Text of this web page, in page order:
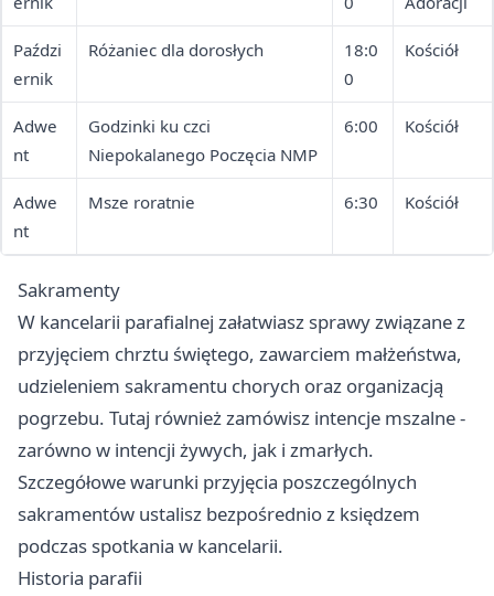
Paździ
ernik
Różaniec dla dorosłych
18:0
0
Kościół
Adwe
nt
Godzinki ku czci
Niepokalanego Poczęcia NMP
6:00 Kościół
Adwe
nt
Msze roratnie 6:30 Kościół
Sakramenty
W kancelarii parafialnej załatwiasz sprawy związane z
przyjęciem chrztu świętego, zawarciem małżeństwa,
udzieleniem sakramentu chorych oraz organizacją
pogrzebu. Tutaj również zamówisz intencje mszalne -
zarówno w intencji żywych, jak i zmarłych.
Szczegółowe warunki przyjęcia poszczególnych
sakramentów ustalisz bezpośrednio z księdzem
podczas spotkania w kancelarii.
Historia parafii